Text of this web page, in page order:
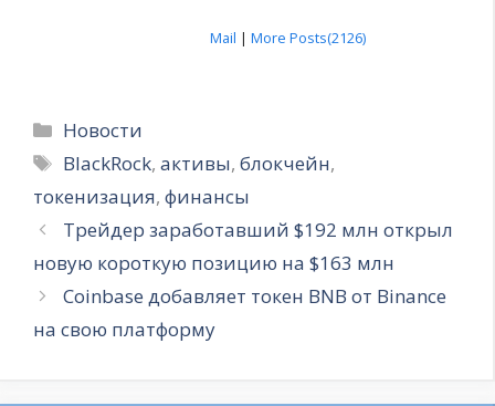
Mail | More Posts(2126)
Рубрики
Новости
Метки
BlackRock,активы,блокчейн,
токенизация, финансы
Трейдер заработавший $192 млн открыл
новую короткую позицию на $163 млн
Coinbase добавляет токен BNB от Binance
на свою платформу